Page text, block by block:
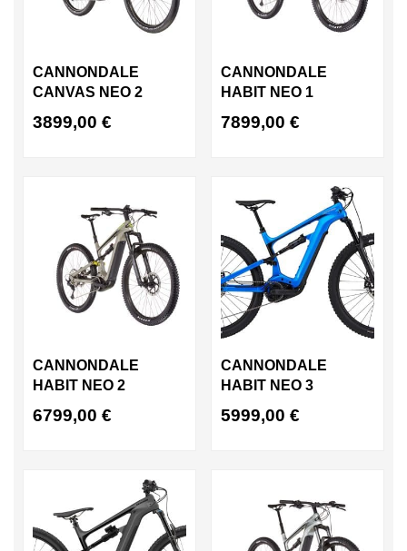
CANNONDALE
CANVAS NEO 2
3899,00 €
CANNONDALE
HABIT NEO 1
7899,00 €
CANNONDALE
HABIT NEO 2
6799,00 €
CANNONDALE
HABIT NEO 3
5999,00 €